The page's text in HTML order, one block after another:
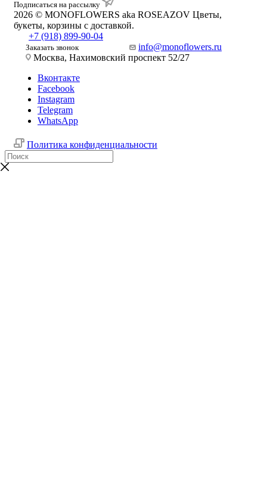
Подписаться на рассылку
2026 © MONOFLOWERS aka ROSEAZOV Цветы,
букеты, корзины с доставкой.
+7 (918) 899-90-04
Заказать звонок
info@monoflowers.ru
Москва, Нахимовский проспект 52/27
Вконтакте
Facebook
Instagram
Telegram
WhatsApp
Политика конфиденциальности